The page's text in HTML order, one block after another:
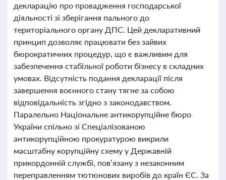
декларацію про провадження господарської
діяльності зі зберігання пального до
територіального органу ДПС. Цей декларативний
принцип дозволяє працювати без зайвих
бюрократичних процедур, що є важливим для
забезпечення стабільної роботи бізнесу в складних
умовах. Відсутність подання декларації після
завершення воєнного стану тягне за собою
відповідальність згідно з законодавством.
Паралельно Національне антикорупційне бюро
України спільно зі Спеціалізованою
антикорупційною прокуратурою викрили
масштабну корупційну схему у Державній
прикордонній службі, пов’язану з незаконним
переправленням тютюнових виробів до країн ЄС. За